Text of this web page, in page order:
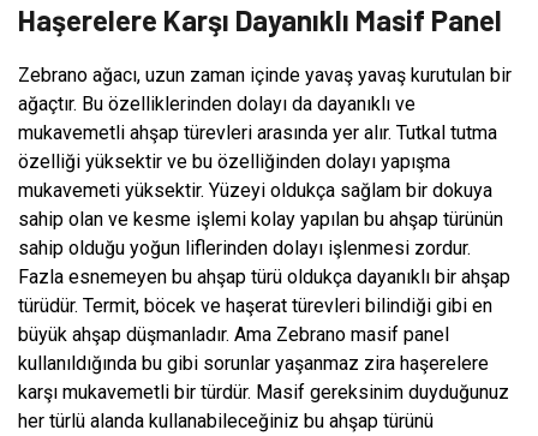
Haşerelere Karşı Dayanıklı Masif Panel
Zebrano ağacı, uzun zaman içinde yavaş yavaş kurutulan bir
ağaçtır. Bu özelliklerinden dolayı da dayanıklı ve
mukavemetli ahşap türevleri arasında yer alır. Tutkal tutma
özelliği yüksektir ve bu özelliğinden dolayı yapışma
mukavemeti yüksektir. Yüzeyi oldukça sağlam bir dokuya
sahip olan ve kesme işlemi kolay yapılan bu ahşap türünün
sahip olduğu yoğun liflerinden dolayı işlenmesi zordur.
Fazla esnemeyen bu ahşap türü oldukça dayanıklı bir ahşap
türüdür. Termit, böcek ve haşerat türevleri bilindiği gibi en
büyük ahşap düşmanladır. Ama Zebrano masif panel
kullanıldığında bu gibi sorunlar yaşanmaz zira haşerelere
karşı mukavemetli bir türdür. Masif gereksinim duyduğunuz
her türlü alanda kullanabileceğiniz bu ahşap türünü